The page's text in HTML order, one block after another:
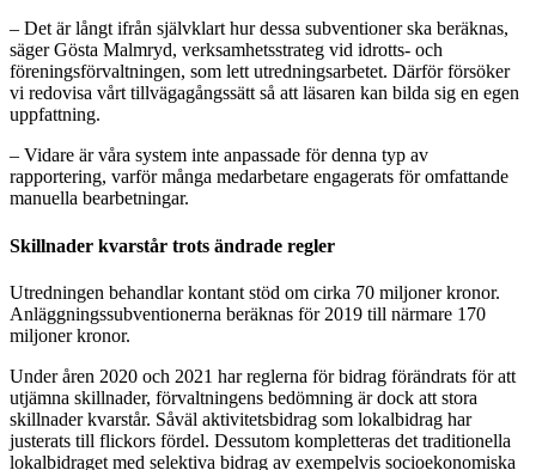
– Det är långt ifrån självklart hur dessa subventioner ska beräknas,
säger Gösta Malmryd, verksamhetsstrateg vid idrotts- och
föreningsförvaltningen, som lett utredningsarbetet. Därför försöker
vi redovisa vårt tillvägagångssätt så att läsaren kan bilda sig en egen
uppfattning.
– Vidare är våra system inte anpassade för denna typ av
rapportering, varför många medarbetare engagerats för omfattande
manuella bearbetningar.
Skillnader kvarstår trots ändrade regler
Utredningen behandlar kontant stöd om cirka 70 miljoner kronor.
Anläggningssubventionerna beräknas för 2019 till närmare 170
miljoner kronor.
Under åren 2020 och 2021 har reglerna för bidrag förändrats för att
utjämna skillnader, förvaltningens bedömning är dock att stora
skillnader kvarstår. Såväl aktivitetsbidrag som lokalbidrag har
justerats till flickors fördel. Dessutom kompletteras det traditionella
lokalbidraget med selektiva bidrag av exempelvis socioekonomiska